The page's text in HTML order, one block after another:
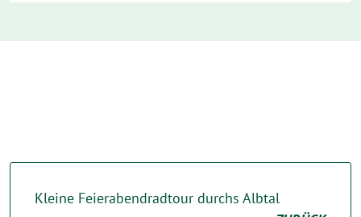
Kleine Feierabendradtour durchs Albtal